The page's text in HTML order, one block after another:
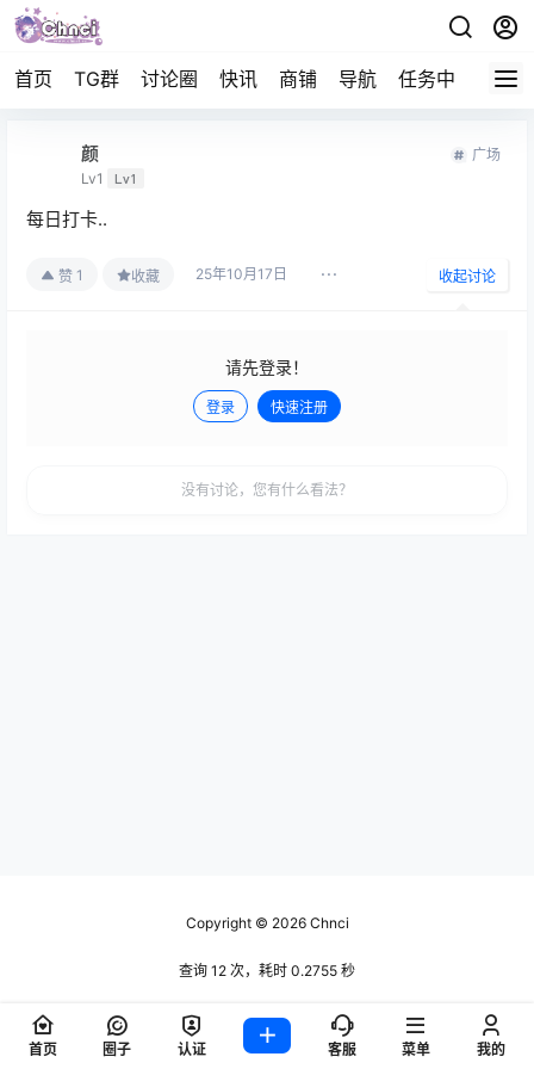
首页 TG群 讨论圈 快讯 商铺 导航 任务中心 帮助
颜
Lv1 Lv1
广场
每日打卡..
赞 1 收藏 25年10月17日 收起讨论
请先登录！
登录 快速注册
没有讨论，您有什么看法？
Copyright © 2026Chnci
查询 12 次，耗时 0.2755 秒
首页 圈子 认证 客服 菜单 我的